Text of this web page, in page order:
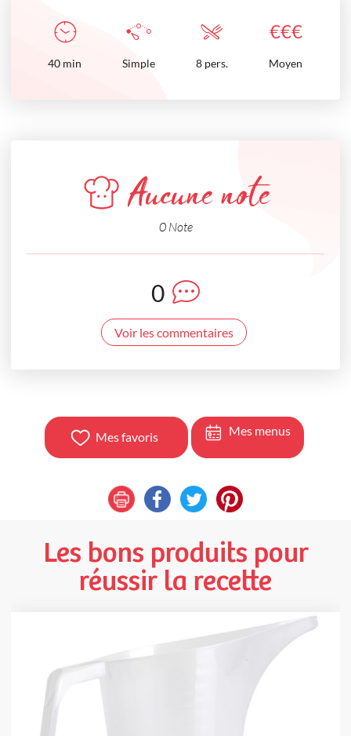
€€€
40 min Simple 8 pers. Moyen
Aucune note
0 Note
0
Voir les commentaires
Mes favoris Mes menus
Les bons produits pour
réussir la recette